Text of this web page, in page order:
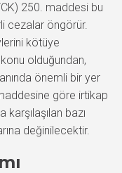
250. maddesi bu
cezalar öngörür.
kötüye
olduğundan,
önemli bir yer
göre irtikap
karşılaşılan bazı
değinilecektir.